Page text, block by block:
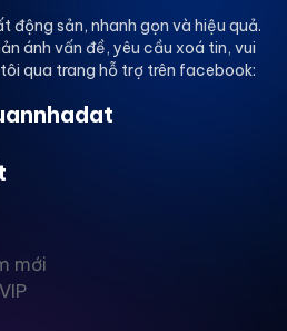
động sản, nhanh gọn và hiệu quả.
ánh vấn đề, yêu cầu xoá tin, vui
qua trang hỗ trợ trên facebook:
mới